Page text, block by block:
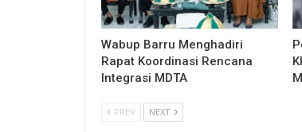
Wabup Barru Menghadiri
Rapat Koordinasi Rencana
Integrasi MDTA
PREV NEXT